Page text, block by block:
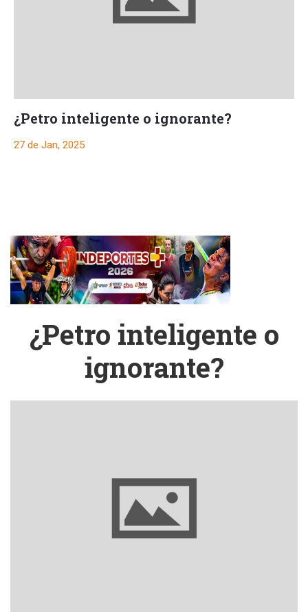
¿Petro inteligente o ignorante?
27 de Jan, 2025
¿Petro inteligente o
ignorante?